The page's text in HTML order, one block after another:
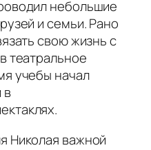
небольшие
и семьи. Рано
свою жизнь с
театральное
учебы начал
в
Николая важной